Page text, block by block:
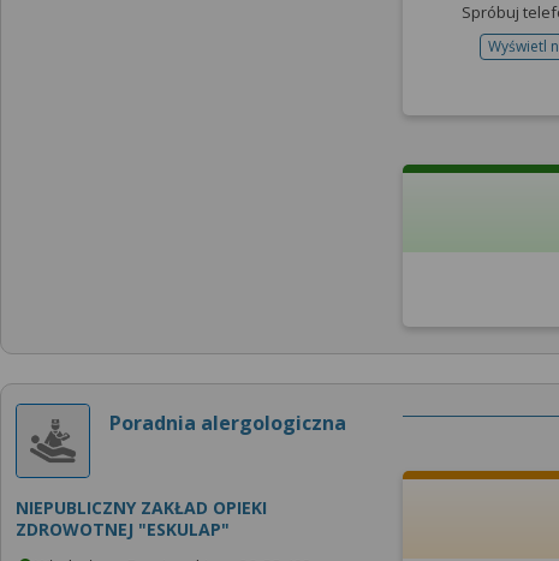
Spróbuj
Wyświetl
Poradnia alergologiczna
NIEPUBLICZNY ZAKŁAD OPIEKI
ZDROWOTNEJ "ESKULAP"